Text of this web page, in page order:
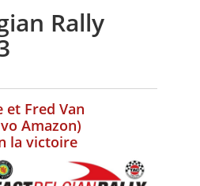
Rally
et Fred Van
Amazon)
la victoire